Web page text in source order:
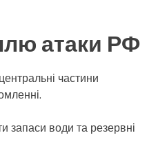
атаки РФ
частини
запаси води та резервні